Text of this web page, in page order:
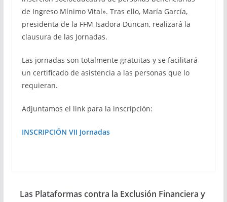
de Ingreso Mínimo Vital». Tras ello, María García,
presidenta de la FFM Isadora Duncan, realizará la
clausura de las Jornadas.
Las jornadas son totalmente gratuitas y se facilitará
un certificado de asistencia a las personas que lo
requieran.
Adjuntamos el link para la inscripción:
INSCRIPCIÓN VII Jornadas
Las Plataformas contra la Exclusión Financiera y